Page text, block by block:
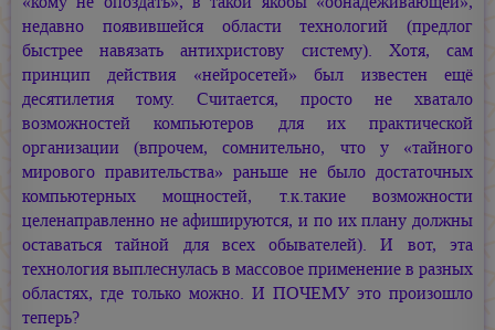
недавно появившейся области технологий (предлог
быстрее навязать антихристову систему). Хотя, сам
принцип действия «нейросетей» был известен ещё
десятилетия тому. Считается, просто не хватало
возможностей компьютеров для их практической
организации (впрочем, сомнительно, что у «тайного
мирового правительства» раньше не было достаточных
компьютерных мощностей, т.к.такие возможности
целенаправленно не афишируются, и по их плану должны
оставаться тайной для всех обывателей). И вот, эта
технология выплеснулась в массовое применение в разных
областях, где только можно. И ПОЧЕМУ это произошло
теперь?